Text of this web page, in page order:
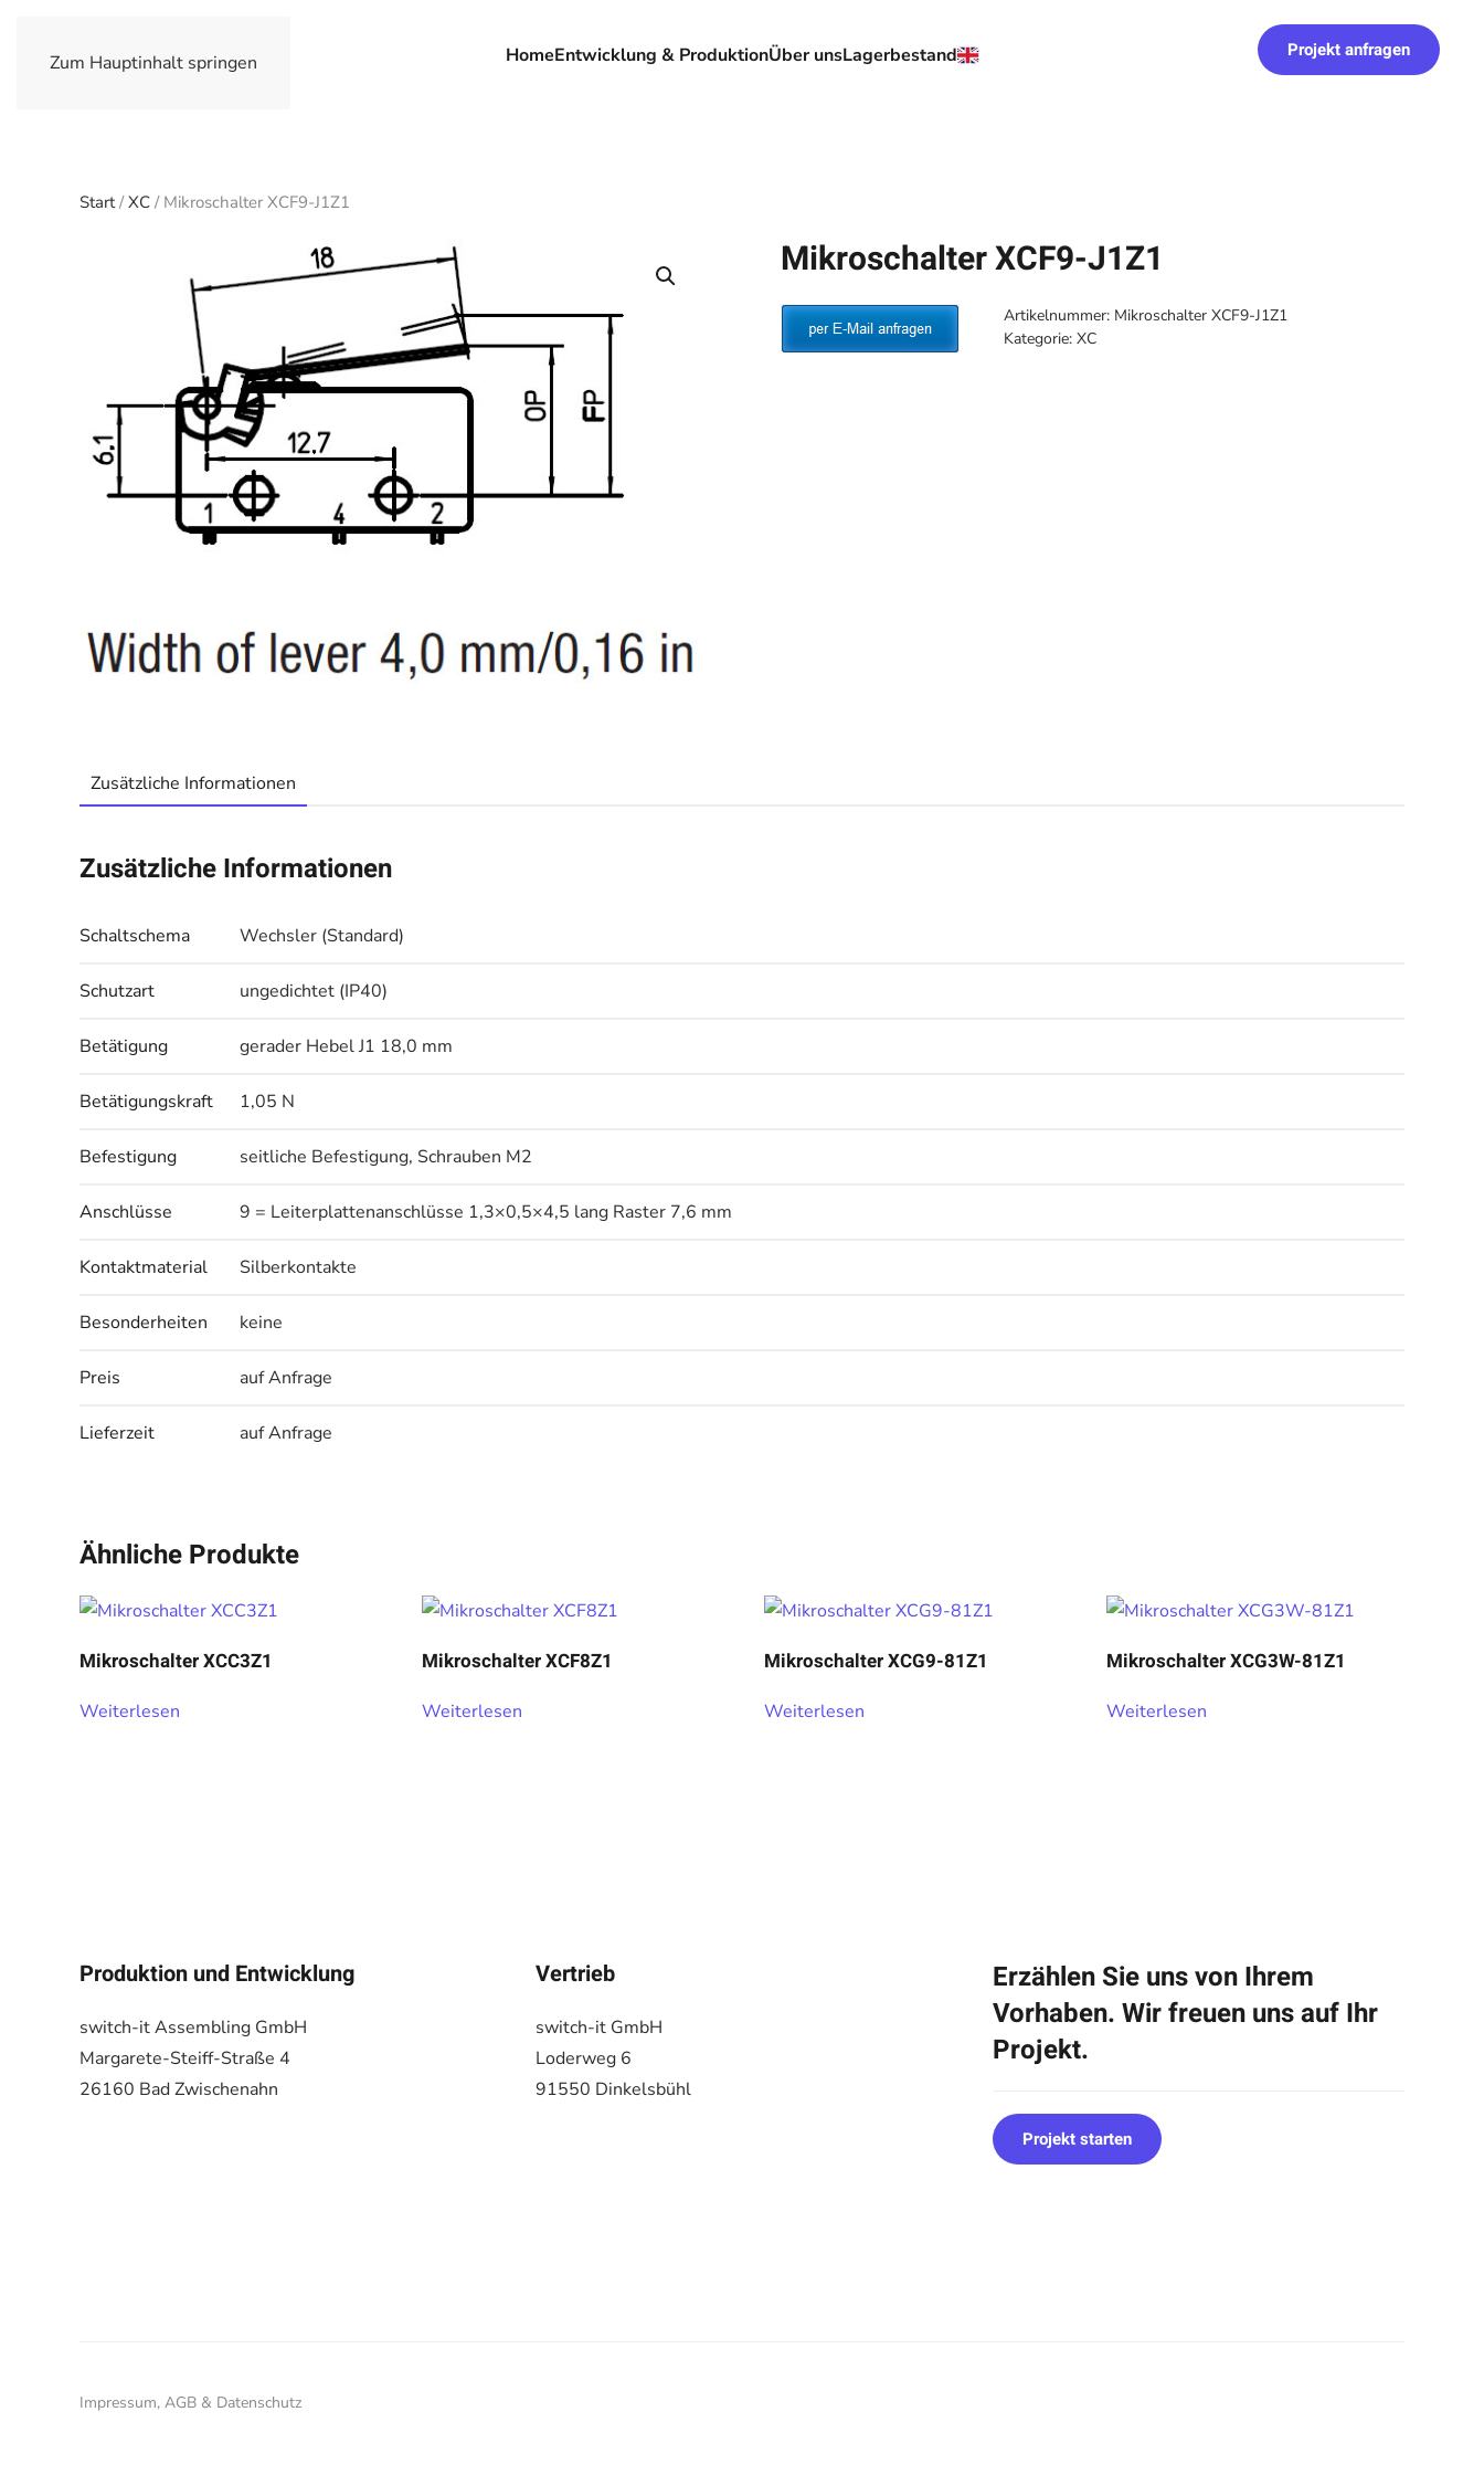
Zum Hauptinhalt springen HomeEntwicklung & ProduktionÜber unsLagerbestand Projekt anfragen
Start/XC / Mikroschalter XCF9-J1Z1
Mikroschalter XCF9-J1Z1
Artikelnummer: Mikroschalter XCF9-J1Z1
Kategorie: XC
Zusätzliche Informationen
Zusätzliche Informationen
Schaltschema Wechsler (Standard)
Schutzart ungedichtet (IP40)
Betätigung gerader Hebel J1 18,0 mm
Betätigungskraft 1,05 N
Befestigung seitliche Befestigung, Schrauben M2
Anschlüsse 9 = Leiterplattenanschlüsse 1,3×0,5×4,5 lang Raster 7,6 mm
Kontaktmaterial Silberkontakte
Besonderheiten keine
Preis auf Anfrage
Lieferzeit auf Anfrage
Ähnliche Produkte
Mikroschalter XCC3Z1
Weiterlesen
Mikroschalter XCF8Z1
Weiterlesen
Mikroschalter XCG9-81Z1
Weiterlesen
Mikroschalter XCG3W-81Z1
Weiterlesen
Produktion und Entwicklung
switch-it Assembling GmbH
Margarete-Steiff-Straße 4
26160 Bad Zwischenahn
Vertrieb
switch-it GmbH
Loderweg 6
91550 Dinkelsbühl
Erzählen Sie uns von Ihrem
Vorhaben. Wir freuen uns auf Ihr
Projekt.
Projekt starten
Impressum, AGB & Datenschutz